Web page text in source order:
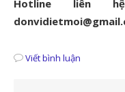
Hotline liên
Viết bình luận